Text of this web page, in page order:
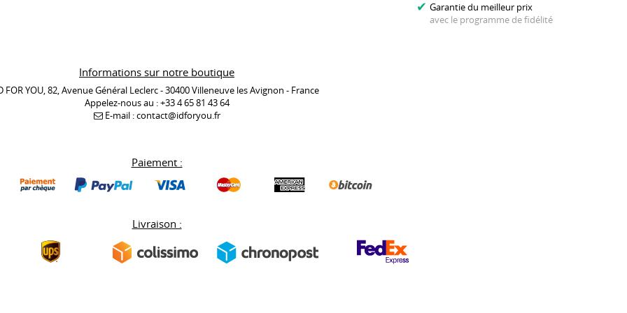
Garantie du meilleur prix
avec le programme de fidélité
Informations sur notre boutique
FOR YOU, 82, Avenue Général Leclerc - 30400 Villeneuve les Avignon - France
Appelez-nous au :+33 4 65 81 43 64
E-mail :contact@idforyou.fr
Paiement :
Livraison :